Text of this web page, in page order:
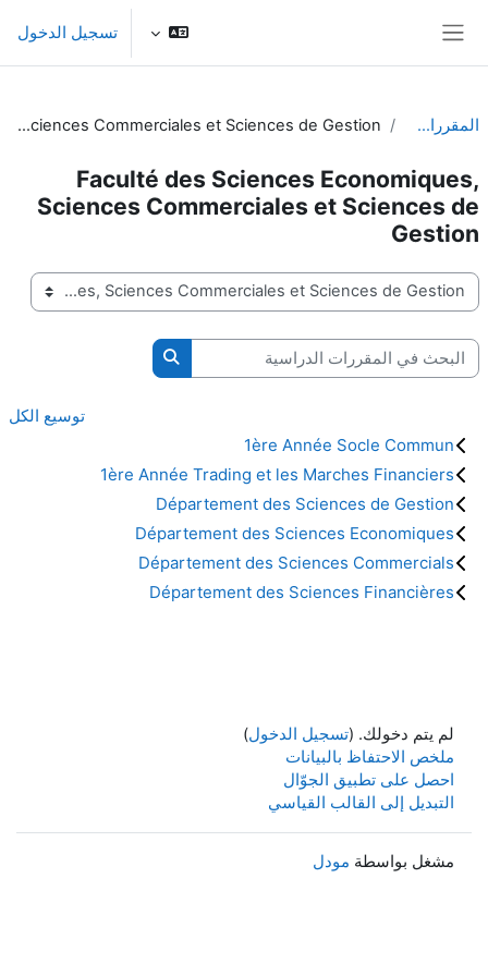
تسجيل الدخول
المقررات الدراسية Faculté des Sciences Economiques, Sciences Commerciales et Sciences de Gestion
Faculté des Sciences Economiques,
Sciences Commerciales et Sciences de
Gestion
تصنيفات المقررات
البحث في المقررات الدراسية
البحث في المقررات
توسيع الكل
1ère Année Socle Commun
1ère Année Trading et les Marches Financiers
Département des Sciences de Gestion
Département des Sciences Economiques
Département des Sciences Commercials
Département des Sciences Financières
لم يتم دخولك. (تسجيل الدخول)
ملخص الاحتفاظ بالبيانات
احصل على تطبيق الجوّال
التبديل إلى القالب القياسي
مشغل بواسطة مودل